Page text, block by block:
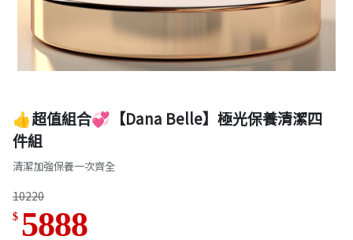
👍超值組合💞【Dana Belle】極光保養清潔四
件組
清潔加強保養一次齊全
10220
$ 5888